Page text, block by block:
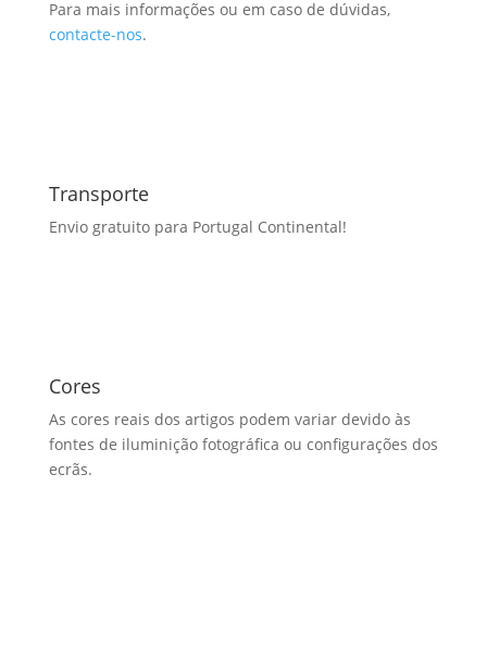
Para mais informações ou em caso de dúvidas,
contacte-nos.
Transporte
Envio gratuito para Portugal Continental!
Cores
As cores reais dos artigos podem variar devido às
fontes de iluminição fotográfica ou configurações dos
ecrãs.